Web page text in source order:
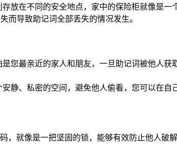
放在不同的安全地点，家中的保险柜就像是
而导致助记词全部丢失的情况发生。
您最亲近的家人和朋友，一旦助记词被他人
静、私密的空间，避免他人偷看，您可以在自
，就像是一把坚固的锁，能够有效防止他人破解